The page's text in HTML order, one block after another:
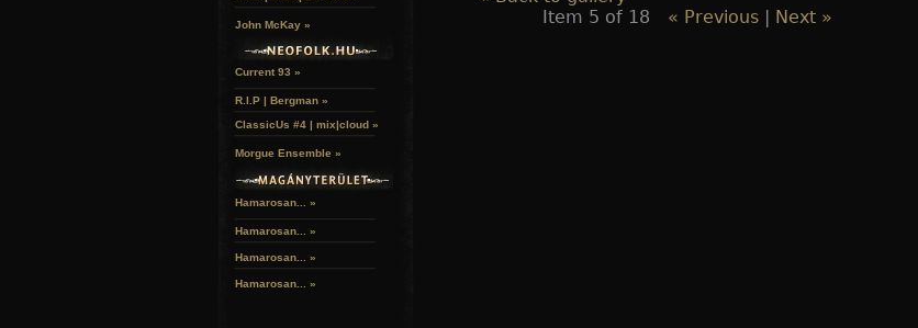
Item 5 of 18
« Previous| Next »
John McKay »
Current 93 »
R.I.P | Bergman »
ClassicUs #4 | mix|cloud »
Morgue Ensemble »
Hamarosan... »
Hamarosan... »
Hamarosan... »
Hamarosan... »